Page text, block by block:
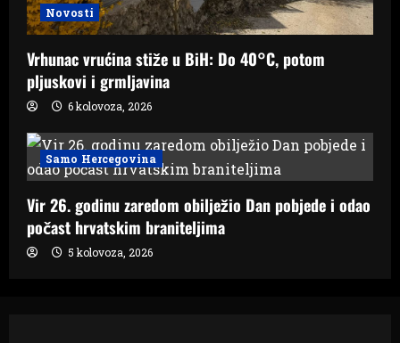
Novosti
Vrhunac vrućina stiže u BiH: Do 40°C, potom
pljuskovi i grmljavina
6 kolovoza, 2026
Samo Hercegovina
Vir 26. godinu zaredom obilježio Dan pobjede i odao
počast hrvatskim braniteljima
5 kolovoza, 2026